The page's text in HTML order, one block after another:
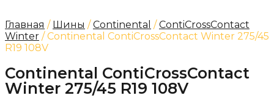
Главная / Шины /Continental /ContiCrossContact
Winter / Continental ContiCrossContact Winter 275/45
R19 108V
Continental ContiCrossContact
Winter 275/45 R19 108V